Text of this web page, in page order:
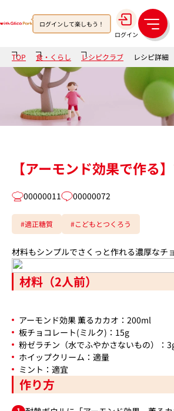
ログインして楽しもう！
ログイン
メ
ニ
ュ
ー
TOP 食・くらし レシピクラブ レシピ詳細
【アーモンド効果で作る
00000011 00000072
#適正糖質 #こどもとつくろう
材料もシンプルでさくっと作れる濃厚なチ
材料（2人前）
アーモンド効果 薫るカカオ：200ml
板チョコレート(ミルク)：15g
粉ゼラチン（水でふやかさないもの）：
ホイップクリーム：適量
ミント：適宜
作り方